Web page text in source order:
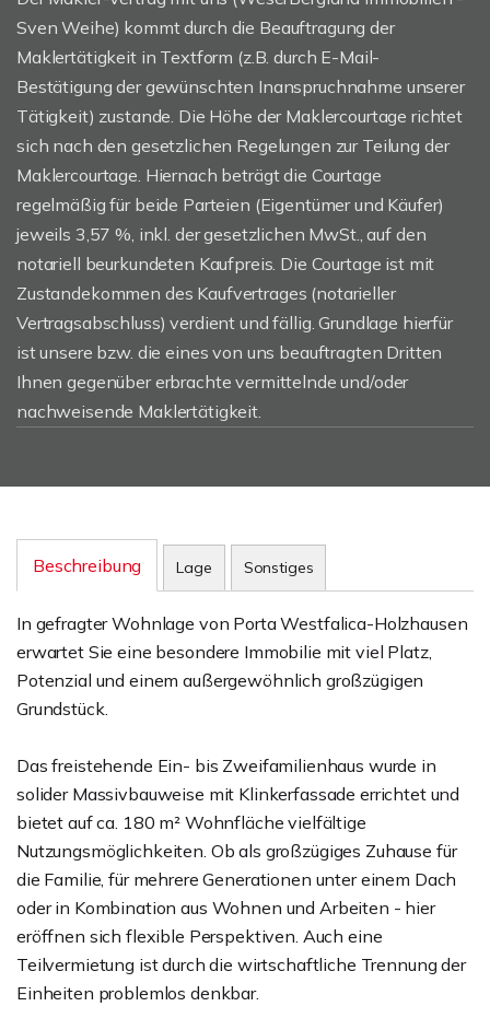
Sven Weihe) kommt durch die Beauftragung der
Maklertätigkeit in Textform (z.B. durch E-Mail-
Bestätigung der gewünschten Inanspruchnahme unserer
Tätigkeit) zustande. Die Höhe der Maklercourtage richtet
sich nach den gesetzlichen Regelungen zur Teilung der
Maklercourtage. Hiernach beträgt die Courtage
regelmäßig für beide Parteien (Eigentümer und Käufer)
jeweils 3,57 %, inkl. der gesetzlichen MwSt., auf den
notariell beurkundeten Kaufpreis. Die Courtage ist mit
Zustandekommen des Kaufvertrages (notarieller
Vertragsabschluss) verdient und fällig. Grundlage hierfür
ist unsere bzw. die eines von uns beauftragten Dritten
Ihnen gegenüber erbrachte vermittelnde und/oder
nachweisende Maklertätigkeit.
Beschreibung Lage Sonstiges
In gefragter Wohnlage von Porta Westfalica-Holzhausen
erwartet Sie eine besondere Immobilie mit viel Platz,
Potenzial und einem außergewöhnlich großzügigen
Grundstück.
Das freistehende Ein- bis Zweifamilienhaus wurde in
solider Massivbauweise mit Klinkerfassade errichtet und
bietet auf ca. 180 m² Wohnfläche vielfältige
Nutzungsmöglichkeiten. Ob als großzügiges Zuhause für
die Familie, für mehrere Generationen unter einem Dach
oder in Kombination aus Wohnen und Arbeiten - hier
eröffnen sich flexible Perspektiven. Auch eine
Teilvermietung ist durch die wirtschaftliche Trennung der
Einheiten problemlos denkbar.